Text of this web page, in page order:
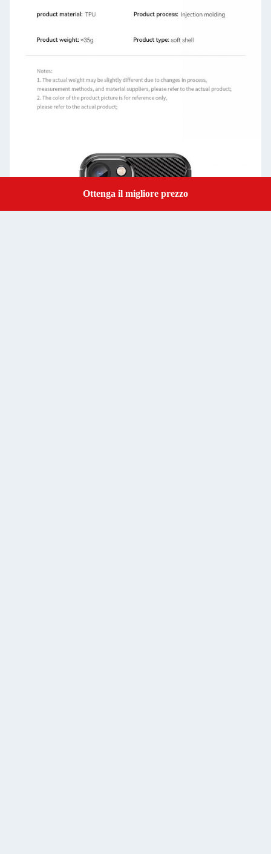
Ottenga il migliore prezzoGet a Quote